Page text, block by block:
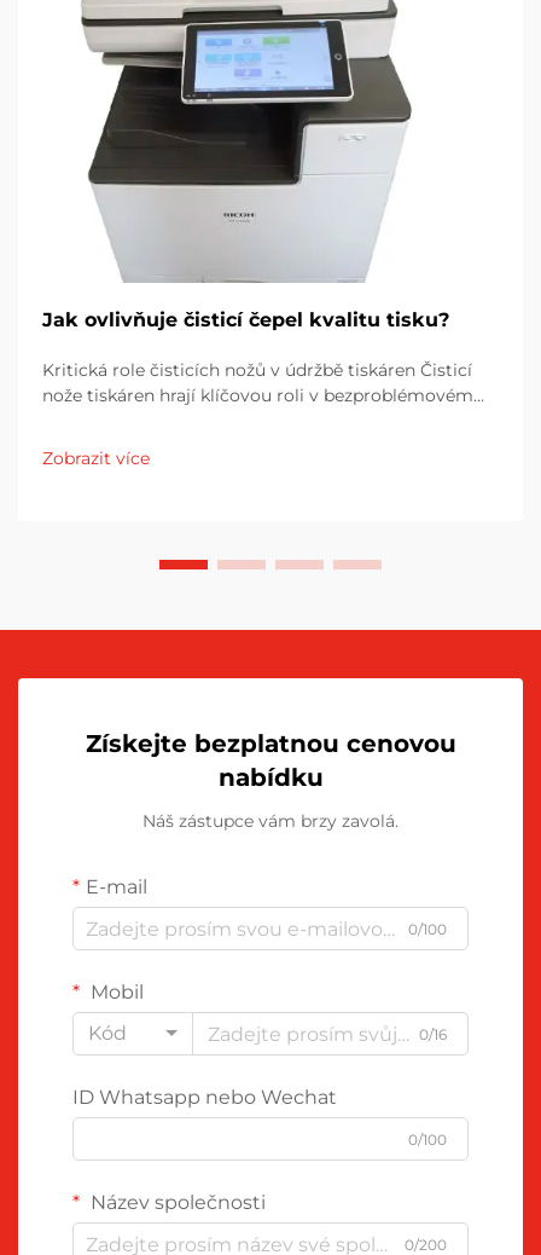
Jak ovlivňuje čisticí čepel kvalitu tisku?
Kritická role čisticích nožů v údržbě tiskáren Čisticí
nože tiskáren hrají klíčovou roli v bezproblémovém
obrazových bubínků. Bez nich se toner postupně
hromadí a začíná ovlivňovat...
Zobrazit více
Získejte bezplatnou cenovou
nabídku
Náš zástupce vám brzy zavolá.
E-mail
0/100
Mobil
Kód
0/16
ID Whatsapp nebo Wechat
0/100
Název společnosti
0/200